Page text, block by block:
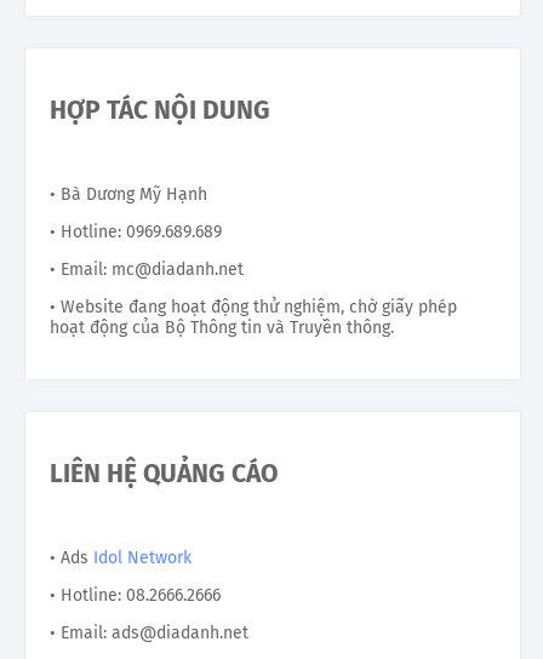
HỢP TÁC NỘI DUNG
• Bà Dương Mỹ Hạnh
• Hotline: 0969.689.689
• Email: mc@diadanh.net
• Website đang hoạt động thử nghiệm, chờ giấy phép
hoạt động của Bộ Thông tin và Truyền thông.
LIÊN HỆ QUẢNG CÁO
• Ads Idol Network
• Hotline: 08.2666.2666
• Email: ads@diadanh.net